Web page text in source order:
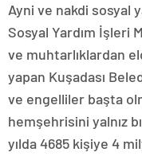
Ayni ve nakdi sosyal
Sosyal Yardım İşleri
ve muhtarlıklardan
yapan Kuşadası
ve engelliler başta
hemşehrisini yalnız
yılda 4685 kişiye 4